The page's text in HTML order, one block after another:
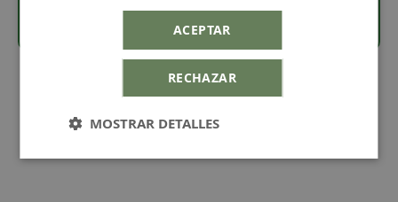
ACEPTAR
RECHAZAR
MOSTRAR DETALLES